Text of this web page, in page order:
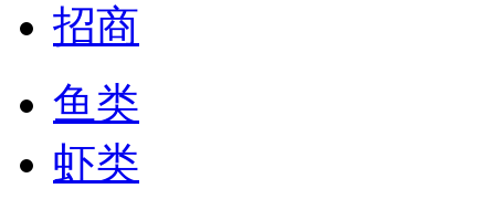
招商
鱼类
虾类